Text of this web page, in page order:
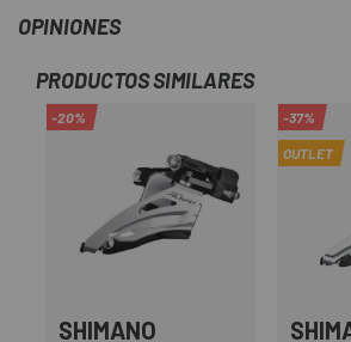
OPINIONES
PRODUCTOS SIMILARES
-20%
SHIMANO
-37%
OUTLET